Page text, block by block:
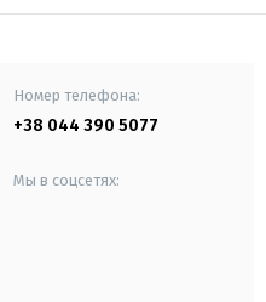
Номер телефона:
+38 044 390 5077
Мы в соцсетях: